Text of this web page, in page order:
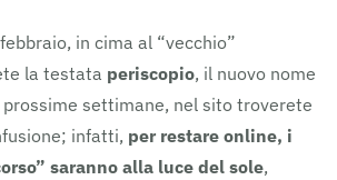
in cima al “vecchio”
la testata periscopio, il nuovo nome
settimane, nel sito troverete
infatti, per restare online, i
saranno alla luce del sole,